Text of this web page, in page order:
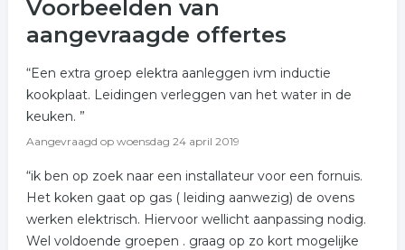
Voorbeelden van
aangevraagde offertes
“Een extra groep elektra aanleggen ivm inductie
kookplaat. Leidingen verleggen van het water in de
keuken. ”
Aangevraagd op woensdag 24 april 2019
“ik ben op zoek naar een installateur voor een fornuis.
Het koken gaat op gas ( leiding aanwezig) de ovens
werken elektrisch. Hiervoor wellicht aanpassing nodig.
Wel voldoende groepen . graag op zo kort mogelijke